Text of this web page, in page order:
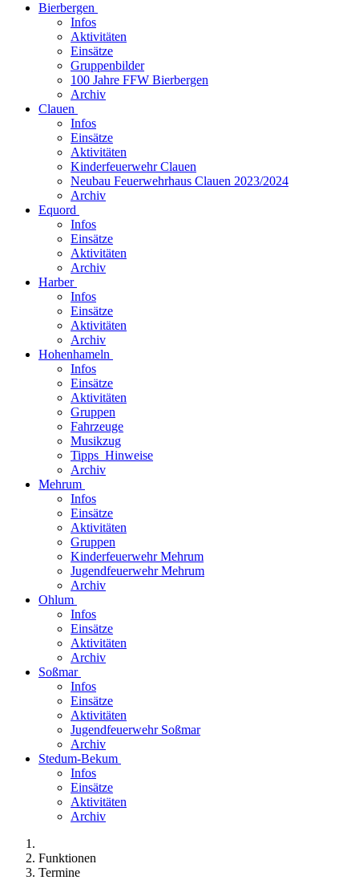
Bierbergen
Infos
Aktivitäten
Einsätze
Gruppenbilder
100 Jahre FFW Bierbergen
Archiv
Clauen
Infos
Einsätze
Aktivitäten
Kinderfeuerwehr Clauen
Neubau Feuerwehrhaus Clauen 2023/2024
Archiv
Equord
Infos
Einsätze
Aktivitäten
Archiv
Harber
Infos
Einsätze
Aktivitäten
Archiv
Hohenhameln
Infos
Einsätze
Aktivitäten
Gruppen
Fahrzeuge
Musikzug
Tipps_Hinweise
Archiv
Mehrum
Infos
Einsätze
Aktivitäten
Gruppen
Kinderfeuerwehr Mehrum
Jugendfeuerwehr Mehrum
Archiv
Ohlum
Infos
Einsätze
Aktivitäten
Archiv
Soßmar
Infos
Einsätze
Aktivitäten
Jugendfeuerwehr Soßmar
Archiv
Stedum-Bekum
Infos
Einsätze
Aktivitäten
Archiv
Funktionen
Termine